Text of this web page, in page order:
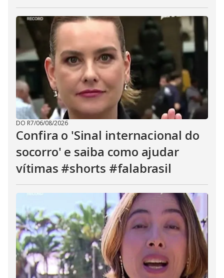
DO R7/06/08/2026
Confira o 'Sinal internacional do
socorro' e saiba como ajudar
vítimas #shorts #falabrasil